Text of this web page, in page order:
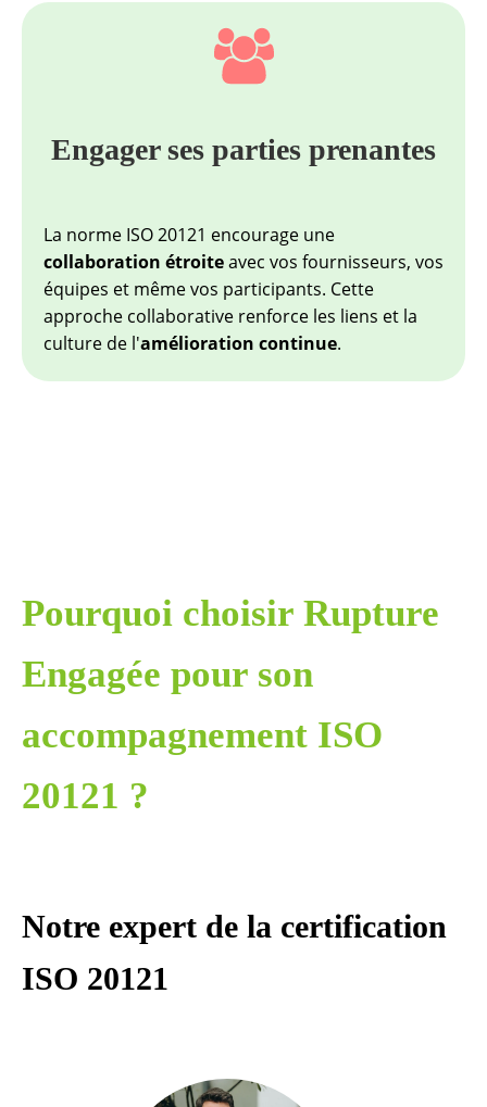
Engager ses parties prenantes
La norme ISO 20121 encourage une
collaboration étroiteavec vos fournisseurs, vos
équipes et même vos participants. Cette
approche collaborative renforce les liens et la
culture de l'amélioration continue.
Pourquoi choisir Rupture
Engagée pour son
accompagnement ISO
20121 ?
Notre expert de la certification
ISO 20121